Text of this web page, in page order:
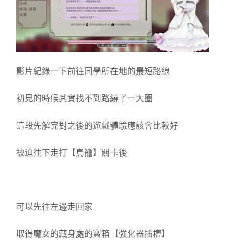
影片紀錄一下前往同學所在地的最短路線
初見的時候其實找不到路繞了一大圈
這段先解完對之後的遊戲體驗應該會比較好
被迫往下走打【鳥籠】關卡後
可以先往左邊走回家
取得魔女的藏身處的寶箱【強化器插槽】